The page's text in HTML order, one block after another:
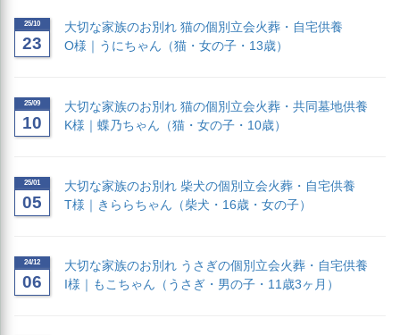
25/10
23
大切な家族のお別れ 猫の個別立会火葬・自宅供養
O様｜うにちゃん（猫・女の子・13歳）
25/09
10
大切な家族のお別れ 猫の個別立会火葬・共同墓地供養
K様｜蝶乃ちゃん（猫・女の子・10歳）
25/01
05
大切な家族のお別れ 柴犬の個別立会火葬・自宅供養
T様｜きららちゃん（柴犬・16歳・女の子）
24/12
06
大切な家族のお別れ うさぎの個別立会火葬・自宅供養
I様｜もこちゃん（うさぎ・男の子・11歳3ヶ月）